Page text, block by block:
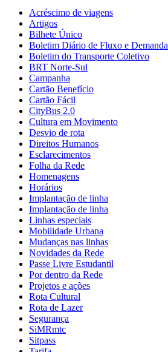
Acréscimo de viagens
Artigos
Bilhete Único
Boletim Diário de Fluxo e Demanda
Boletim do Transporte Coletivo
BRT Norte-Sul
Campanha
Cartão Benefício
Cartão Fácil
CityBus 2.0
Cultura em Movimento
Desvio de rota
Direitos Humanos
Esclarecimentos
Folha da Rede
Homenagens
Horários
Implantação de linha
Implantação de linha
Linhas especiais
Mobilidade Urbana
Mudanças nas linhas
Novidades da Rede
Passe Livre Estudantil
Por dentro da Rede
Projetos e ações
Rota Cultural
Rota de Lazer
Segurança
SiMRmtc
Sitpass